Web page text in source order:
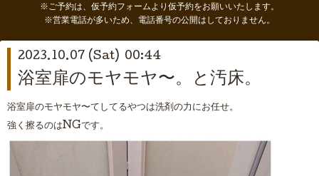
※ご予約は、仮予約フォームより仮予約をお願いいたします。
※営業電話が多いため、電話番号の公開はしておりません。
2023.10.07 (Sat) 00:44
浴室扉のモヤモヤ〜。と汚床。
浴室扉のモヤモヤ〜てしてるやつは洗剤の力にお任せ。
強く擦るのはNGです。